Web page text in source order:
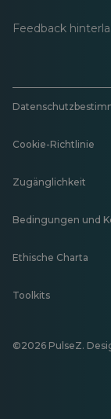
Feedback
Cookie-Richtlinie
Zugänglichkeit
Bedingungen und
Ethische Charta
Toolkits
©2026 PulseZ.